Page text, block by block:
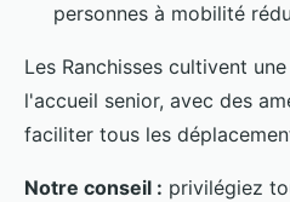
personnes à mobilité
Les Ranchisses cultivent
l'accueil senior, avec des
faciliter tous les
Notre conseil : privilégiez